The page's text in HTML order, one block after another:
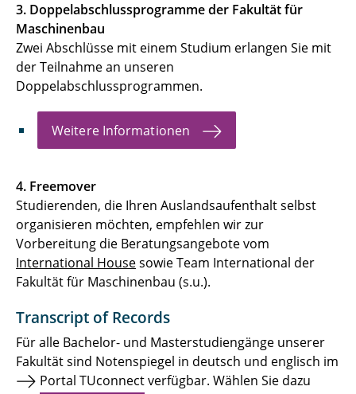
3. Doppelabschlussprogramme der Fakultät für
Maschinenbau
Zwei Abschlüsse mit einem Studium erlangen Sie mit
der Teilnahme an unseren
Doppelabschlussprogrammen.
Weitere Informationen
4. Freemover
Studierenden, die Ihren Auslandsaufenthalt selbst
organisieren möchten, empfehlen wir zur
Vorbereitung die Beratungsangebote vom
International Housesowie Team International der
Fakultät für Maschinenbau (s.u.).
Transcript of Records
Für alle Bachelor- und Masterstudiengänge unserer
Fakultät sind Notenspiegel in deutsch und englisch im
Portal TUconnectverfügbar. Wählen Sie dazu